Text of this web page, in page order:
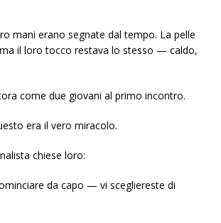
mani erano segnate dal tempo. La pelle
il loro tocco restava lo stesso — caldo,
come due giovani al primo incontro.
era il vero miracolo.
chiese loro:
da capo — vi scegliereste di